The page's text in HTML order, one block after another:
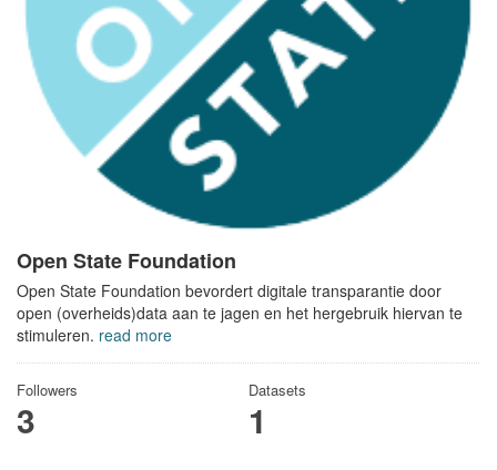
Open State Foundation
Open State Foundation bevordert digitale transparantie door
open (overheids)data aan te jagen en het hergebruik hiervan te
stimuleren. read more
Followers
3
Datasets
1